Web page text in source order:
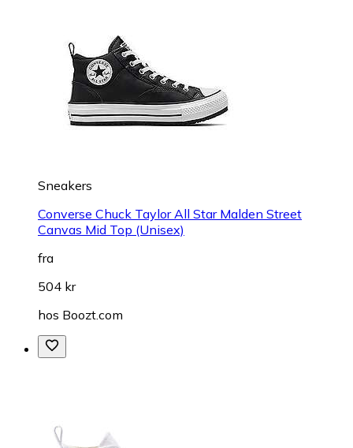
Sneakers
Converse Chuck Taylor All Star Malden Street
Canvas Mid Top (Unisex)
fra
504 kr
hos Boozt.com